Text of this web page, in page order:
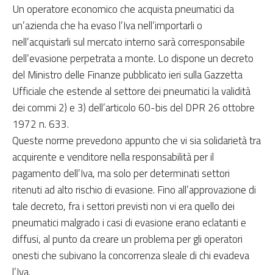
Un operatore economico che acquista pneumatici da
un’azienda che ha evaso l’Iva nell’importarli o
nell’acquistarli sul mercato interno sarà corresponsabile
dell’evasione perpetrata a monte. Lo dispone un decreto
del Ministro delle Finanze pubblicato ieri sulla Gazzetta
Ufficiale che estende al settore dei pneumatici la validità
dei commi 2) e 3) dell’articolo 60-bis del DPR 26 ottobre
1972 n. 633.
Queste norme prevedono appunto che vi sia solidarietà tra
acquirente e venditore nella responsabilità per il
pagamento dell’Iva, ma solo per determinati settori
ritenuti ad alto rischio di evasione. Fino all’approvazione di
tale decreto, fra i settori previsti non vi era quello dei
pneumatici malgrado i casi di evasione erano eclatanti e
diffusi, al punto da creare un problema per gli operatori
onesti che subivano la concorrenza sleale di chi evadeva